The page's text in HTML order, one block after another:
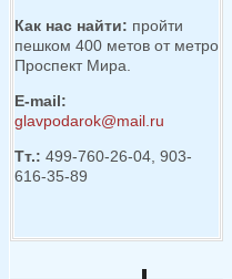
Как нас найти: пройти
пешком 400 метов от метро
Проспект Мира.
E-mail:
glavpodarok@mail.ru
Тт.: 499-760-26-04, 903-
616-35-89